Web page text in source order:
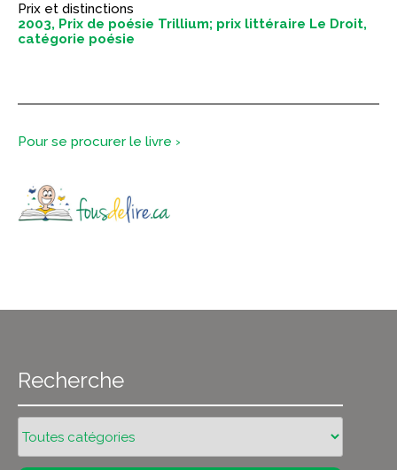
Prix et distinctions
2003, Prix de poésie Trillium; prix littéraire Le Droit,
catégorie poésie
Pour se procurer le livre ›